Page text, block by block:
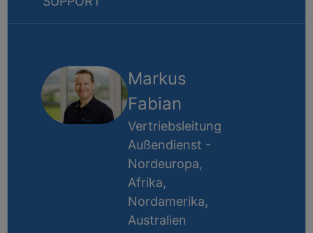
Markus
Fabian
Vertriebsleitung
Außendienst -
Nordeuropa,
Afrika,
Nordamerika,
Australien